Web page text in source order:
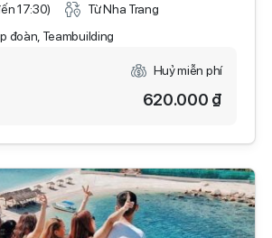
17:30)
Từ Nha Trang
đoàn, Teambuilding
Huỷ miễn phí
620.000 ₫